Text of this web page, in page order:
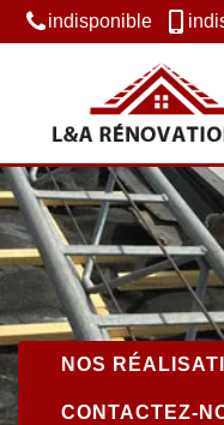
indisponible
NOS
CONTACTEZ-